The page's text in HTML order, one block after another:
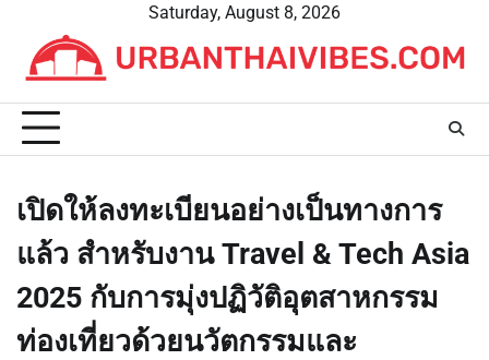
content
Saturday, August 8, 2026
เปิดให้ลงทะเบียนอย่างเป็นทางการ
แล้ว สำหรับงาน Travel & Tech Asia
2025 กับการมุ่งปฏิวัติอุตสาหกรรม
ท่องเที่ยวด้วยนวัตกรรมและ